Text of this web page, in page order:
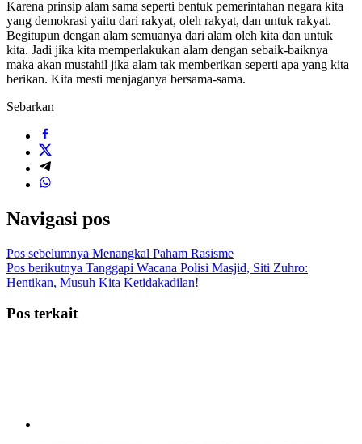
Karena prinsip alam sama seperti bentuk pemerintahan negara kita
yang demokrasi yaitu dari rakyat, oleh rakyat, dan untuk rakyat.
Begitupun dengan alam semuanya dari alam oleh kita dan untuk
kita. Jadi jika kita memperlakukan alam dengan sebaik-baiknya
maka akan mustahil jika alam tak memberikan seperti apa yang kita
berikan. Kita mesti menjaganya bersama-sama.
Sebarkan
Navigasi pos
Pos sebelumnya Menangkal Paham Rasisme
Pos berikutnya Tanggapi Wacana Polisi Masjid, Siti Zuhro:
Hentikan, Musuh Kita Ketidakadilan!
Pos terkait